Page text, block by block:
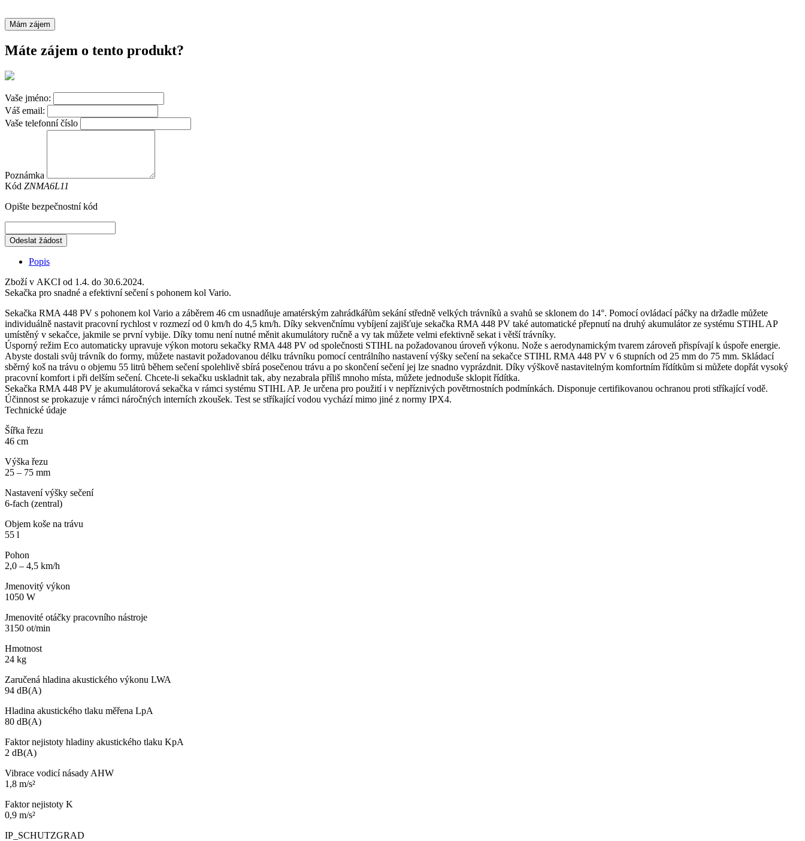
Mám zájem
Máte zájem o tento produkt?
Vaše jméno:
Váš email:
Vaše telefonní číslo
Poznámka
Kód ZNMA6L11
Opište bezpečnostní kód
Odeslat žádost
Popis
Zboží v AKCI od 1.4. do 30.6.2024.
Sekačka pro snadné a efektivní sečení s pohonem kol Vario.
Sekačka RMA 448 PV s pohonem kol Vario a záběrem 46 cm usnadňuje amatérským zahrádkářům sekání středně velkých trávníků a svahů se sklonem do 14°. Pomocí ovládací páčky na držadle můžete
individuálně nastavit pracovní rychlost v rozmezí od 0 km/h do 4,5 km/h. Díky sekvenčnímu vybíjení zajišťuje sekačka RMA 448 PV také automatické přepnutí na druhý akumulátor ze systému STIHL AP
umístěný v sekačce, jakmile se první vybije. Díky tomu není nutné měnit akumulátory ručně a vy tak můžete velmi efektivně sekat i větší trávníky.
Úsporný režim Eco automaticky upravuje výkon motoru sekačky RMA 448 PV od společnosti STIHL na požadovanou úroveň výkonu. Nože s aerodynamickým tvarem zároveň přispívají k úspoře energie.
Abyste dostali svůj trávník do formy, můžete nastavit požadovanou délku trávníku pomocí centrálního nastavení výšky sečení na sekačce STIHL RMA 448 PV v 6 stupních od 25 mm do 75 mm. Skládací
sběrný koš na trávu o objemu 55 litrů během sečení spolehlivě sbírá posečenou trávu a po skončení sečení jej lze snadno vyprázdnit. Díky výškově nastavitelným komfortním řídítkům si můžete dopřát vysoký
pracovní komfort i při delším sečení. Chcete-li sekačku uskladnit tak, aby nezabrala příliš mnoho místa, můžete jednoduše sklopit řídítka.
Sekačka RMA 448 PV je akumulátorová sekačka v rámci systému STIHL AP. Je určena pro použití i v nepříznivých povětrnostních podmínkách. Disponuje certifikovanou ochranou proti stříkající vodě.
Účinnost se prokazuje v rámci náročných interních zkoušek. Test se stříkající vodou vychází mimo jiné z normy IPX4.
Technické údaje
Šířka řezu
46 cm
Výška řezu
25 – 75 mm
Nastavení výšky sečení
6-fach (zentral)
Objem koše na trávu
55 l
Pohon
2,0 – 4,5 km/h
Jmenovitý výkon
1050 W
Jmenovité otáčky pracovního nástroje
3150 ot/min
Hmotnost
24 kg
Zaručená hladina akustického výkonu LWA
94 dB(A)
Hladina akustického tlaku měřena LpA
80 dB(A)
Faktor nejistoty hladiny akustického tlaku KpA
2 dB(A)
Vibrace vodicí násady AHW
1,8 m/s²
Faktor nejistoty K
0,9 m/s²
IP_SCHUTZGRAD